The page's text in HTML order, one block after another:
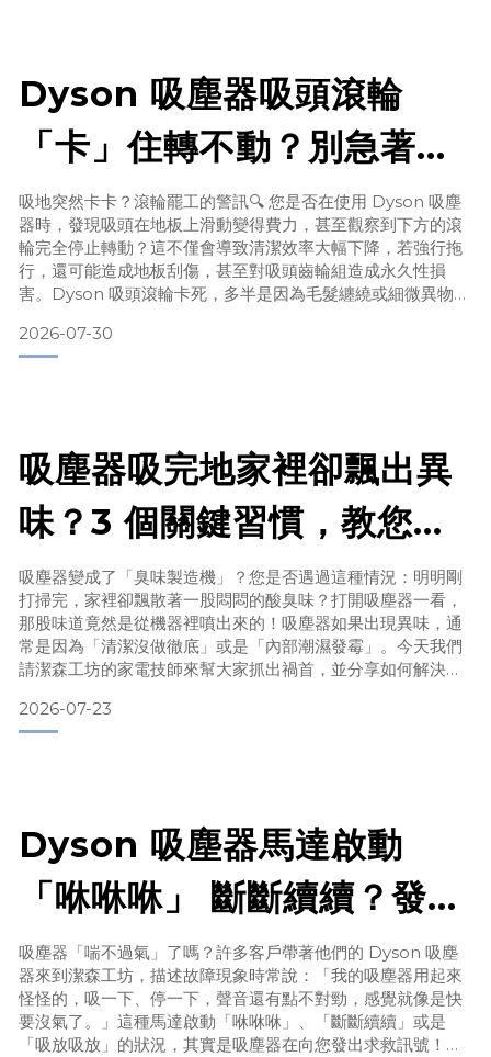
Dyson 吸塵器吸頭滾輪
「卡」住轉不動？別急著換
新！潔森工坊排查教學與定
期保養指南
吸地突然卡卡？滾輪罷工的警訊🔍 您是否在使用 Dyson 吸塵
器時，發現吸頭在地板上滑動變得費力，甚至觀察到下方的滾
輪完全停止轉動？這不僅會導致清潔效率大幅下降，若強行拖
行，還可能造成地板刮傷，甚至對吸頭齒輪組造成永久性損
害。Dyson 吸頭滾輪卡死，多半是因為毛髮纏繞或細微異物導
因，並教您如何預防吸頭滾輪罷工。🛠️ 常見問題 FAQ：技師
為您解答Q1：為什麼吸塵器吸頭滾輪突然不會轉了？A：若出
2026-07-30
吸塵器吸完地家裡卻飄出異
味？3 個關鍵習慣，教您輕
鬆告別家電異味！
吸塵器變成了「臭味製造機」？您是否遇過這種情況：明明剛
打掃完，家裡卻飄散著一股悶悶的酸臭味？打開吸塵器一看，
那股味道竟然是從機器裡噴出來的！吸塵器如果出現異味，通
常是因為「清潔沒做徹底」或是「內部潮濕發霉」。今天我們
請潔森工坊的家電技師來幫大家抓出禍首，並分享如何解決吸
器飄出難聞的臭味，該怎麼辦？A：吸塵器的臭味通常來自於
「長期累積的髒污」。想要改善，必須養成這 3 個良好的使用
2026-07-23
Dyson 吸塵器馬達啟動
「咻咻咻」 斷斷續續？發出
怪聲？別慌！家電醫師教您
排查故障原因
吸塵器「喘不過氣」了嗎？許多客戶帶著他們的 Dyson 吸塵
器來到潔森工坊，描述故障現象時常說：「我的吸塵器用起來
怪怪的，吸一下、停一下，聲音還有點不對勁，感覺就像是快
要沒氣了。」這種馬達啟動「咻咻咻」、「斷斷續續」或是
「吸放吸放」的狀況，其實是吸塵器在向您發出求救訊號！今